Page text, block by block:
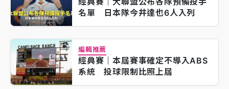
名單 日本隊今井達也6人入列
編輯推薦
經典賽｜本屆賽事確定不導入ABS
系統 投球限制比照上屆